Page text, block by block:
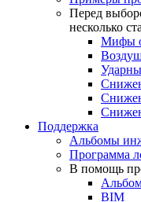
Перед
несколько
Мифы о
Поддержка
Альбомы
Программа
В помощь
BIM